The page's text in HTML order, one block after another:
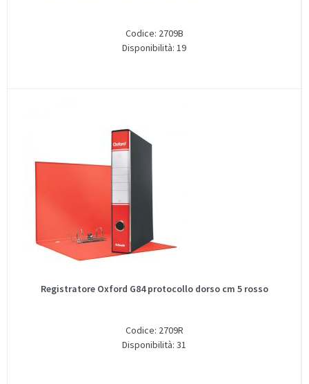
Codice: 2709B
Disponibilità: 19
Registratore Oxford G84 protocollo dorso cm 5 rosso
Codice: 2709R
Disponibilità: 31